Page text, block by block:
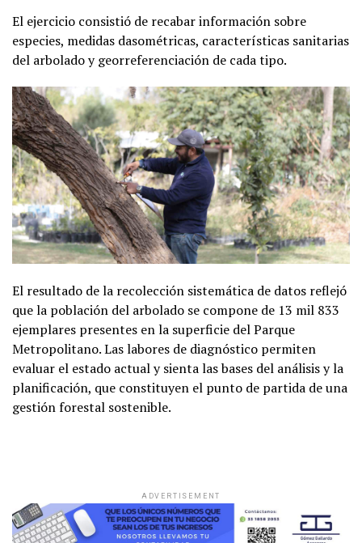
El ejercicio consistió de recabar información sobre
especies, medidas dasométricas, características sanitarias
del arbolado y georreferenciación de cada tipo.
El resultado de la recolección sistemática de datos reflejó
que la población del arbolado se compone de 13 mil 833
ejemplares presentes en la superficie del Parque
Metropolitano. Las labores de diagnóstico permiten
evaluar el estado actual y sienta las bases del análisis y la
planificación, que constituyen el punto de partida de una
gestión forestal sostenible.
ADVERTISEMENT